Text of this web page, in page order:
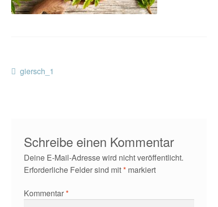
Beitragsnavigation
Vorheriger
giersch_1
Schreibe einen Kommentar
Deine E-Mail-Adresse wird nicht veröffentlicht.
Erforderliche Felder sind mit*markiert
Kommentar*